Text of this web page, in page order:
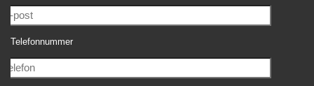
Telefonnummer